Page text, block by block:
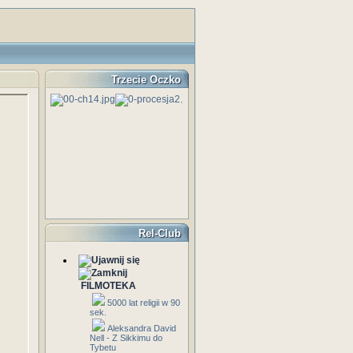
Trzecie Oczko
Rel-Club
FILMOTEKA
5000 lat religii w 90
sek.
Aleksandra David
Nell - Z Sikkimu do
Tybetu